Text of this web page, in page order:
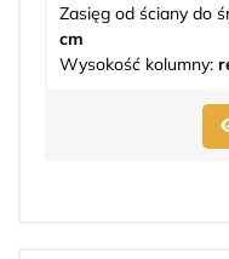
Zasięg od ściany do
cm
Wysokość kolumny: